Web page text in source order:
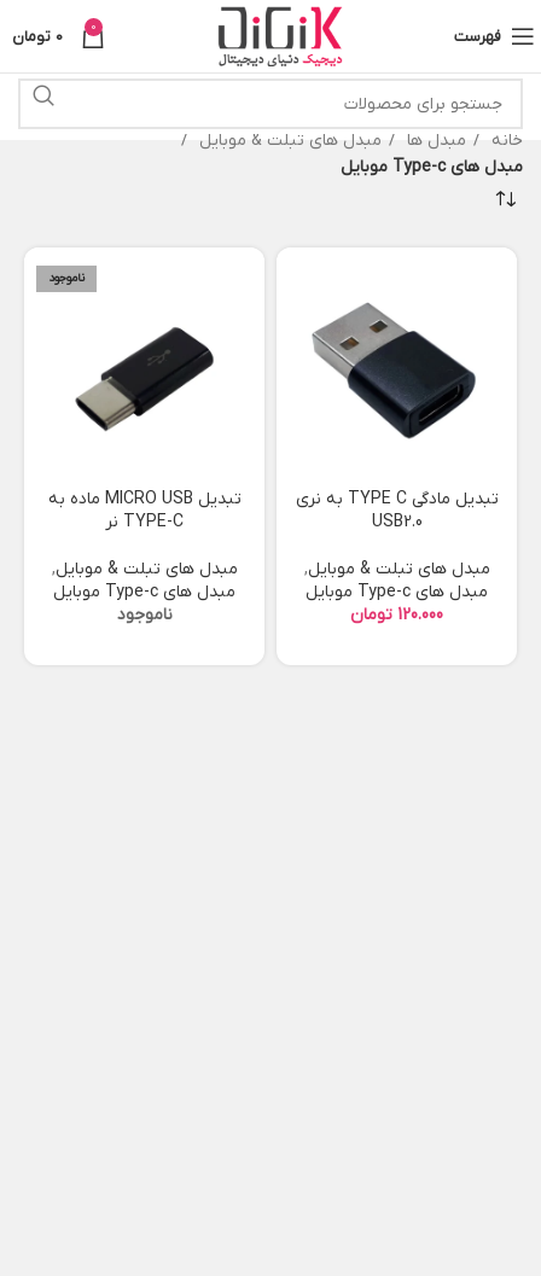
فهرست 0
0 تومان
خانه مبدل ها
مبدل های تبلت & موبایل
مبدل های Type-c موبایل
تبدیل مادگی TYPE C به نری
USB2.0
مبدل های تبلت & موبایل,
مبدل های Type-c موبایل
تومان
ناموجود
تبدیل MICRO USB ماده به
TYPE-C نر
مبدل های تبلت & موبایل,
مبدل های Type-c موبایل